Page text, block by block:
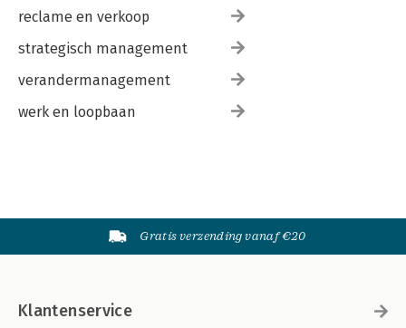
reclame en verkoop
strategisch management
verandermanagement
werk en loopbaan
Gratis verzending vanaf €20
Klantenservice